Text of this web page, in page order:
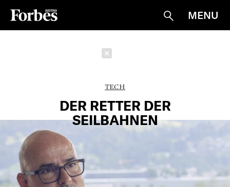
Suche
MENU
TECH
DER RETTER DER
SEILBAHNEN